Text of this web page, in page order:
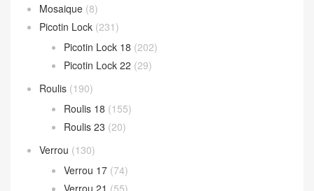
Mosaique (8)
Picotin Lock (231)
Picotin Lock 18 (202)
Picotin Lock 22 (29)
Roulis (190)
Roulis 18 (155)
Roulis 23 (20)
Verrou (130)
Verrou 17 (74)
Verrou 21 (55)